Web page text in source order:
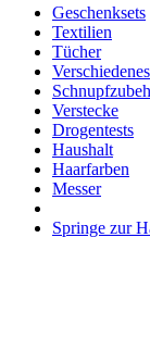
Geschenksets
Textilien
Tücher
Verschiedenes
Verstecke
Drogentests
Haushalt
Haarfarben
Messer
Springe zur